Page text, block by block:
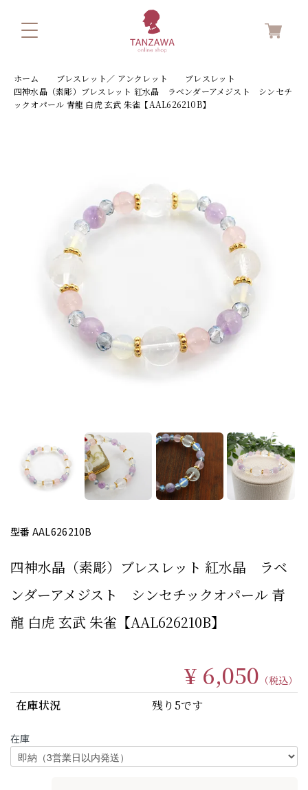
ホーム ブレスレット／ アンクレット
ブレスレット
四神水晶（素彫）ブレスレット 紅水晶 ラベンダーアメジスト シンセチ
ックオパール 青龍 白虎 玄武 朱雀【AAL626210B】
型番 AAL626210B
四神水晶（素彫）ブレスレット 紅水晶 ラベ
ンダーアメジスト シンセチックオパール 青
龍 白虎 玄武 朱雀【AAL626210B】
¥ 6,050 （税込）
在庫状況 残り5です
在庫